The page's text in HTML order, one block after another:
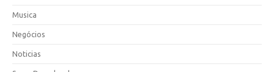
Musica
Negócios
Noticias